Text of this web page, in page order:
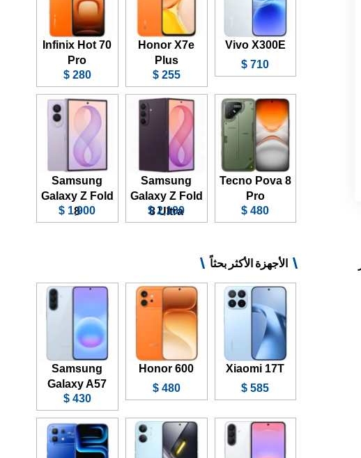
Vivo X300E
710 $
Honor X7e
Plus
255 $
Infinix Hot 70
Pro
280 $
Tecno Pova 8
Pro
480 $
Samsung
Galaxy Z Fold
8 Ultra
2,100 $
Samsung
Galaxy Z Fold
8
1,900 $
الأجهزة الأكثر بحثاً
Xiaomi 17T
585 $
Honor 600
480 $
Samsung
Galaxy A57
430 $